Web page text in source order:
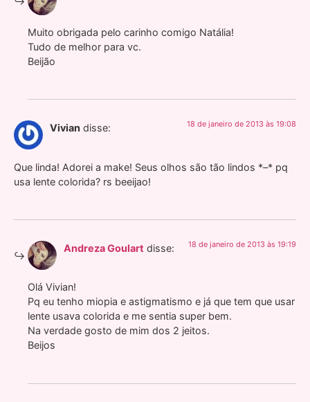
Muito obrigada pelo carinho comigo Natália!
Tudo de melhor para vc.
Beijão
Vivian disse: 18 de janeiro de 2013 às 19:08
Que linda! Adorei a make! Seus olhos são tão lindos *–* pq
usa lente colorida? rs beeijao!
Andreza Goulart disse: 18 de janeiro de 2013 às 19:19
Olá Vivian!
Pq eu tenho miopia e astigmatismo e já que tem que usar
lente usava colorida e me sentia super bem.
Na verdade gosto de mim dos 2 jeitos.
Beijos